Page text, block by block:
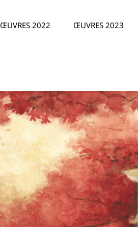
ŒUVRES 2022 ŒUVRES 2023